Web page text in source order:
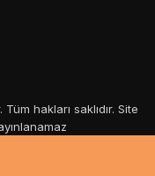
hakları saklıdır. Site